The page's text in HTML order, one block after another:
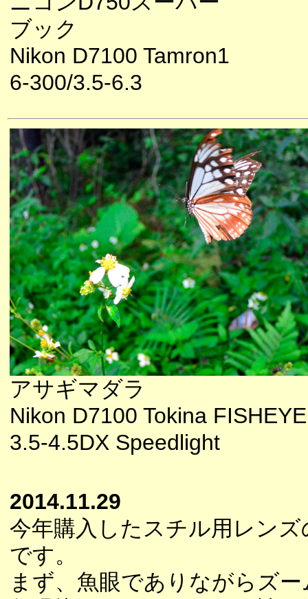
ブック
Nikon D7100 Tamron1
6-300/3.5-6.3
アサギマダラ
Nikon D7100 Tokina
3.5-4.5DX Speedlight
2014.11.29
今年購入したスチル用レン
です。
まず、魚眼でありながらズ